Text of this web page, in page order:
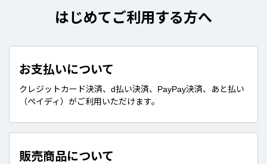
はじめてご利用する方へ
お支払いについて
クレジットカード決済、d払い決済、PayPay決済、あと払い
（ペイディ）がご利用いただけます。
販売商品について